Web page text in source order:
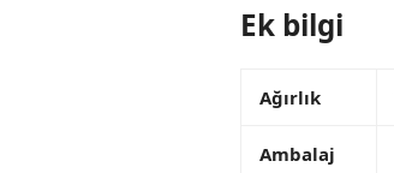
Ek bilgi
Ağırlık
Ambalaj